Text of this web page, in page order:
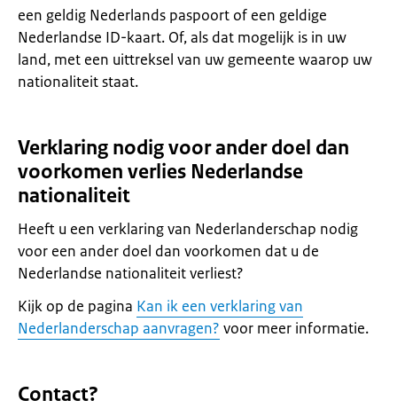
een geldig Nederlands paspoort of een geldige
Nederlandse ID-kaart. Of, als dat mogelijk is in uw
land, met een uittreksel van uw gemeente waarop uw
nationaliteit staat.
Verklaring nodig voor ander doel dan
voorkomen verlies Nederlandse
nationaliteit
Heeft u een verklaring van Nederlanderschap nodig
voor een ander doel dan voorkomen dat u de
Nederlandse nationaliteit verliest?
Kijk op de pagina Kan ik een verklaring van
Nederlanderschap aanvragen? voor meer informatie.
Contact?